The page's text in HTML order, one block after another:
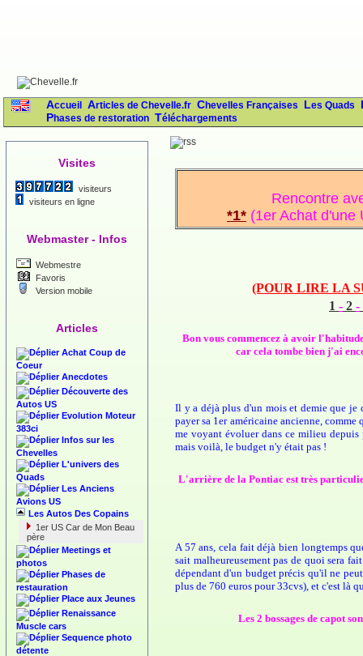
Accueil Articles de Chevelle.fr Chevelles Françaises
Les Quads
Phases de restoration
Téléchargements
Visites
visiteurs
visiteurs en ligne
Webmaster - Infos
Webmestre
Favoris
Version mobile
Articles
Achat Coup de
Coeur
Anecdotes
Découverte des
Autos US
Evolution Moteur
383ci
Infos sur les
Chevelles
L'univers des
Quads
Les Anciens
Avions US
Les Autos Des Copains
1er US Car de Mon Beau
père
Meetings et
photos
Phases de
restauration
Place aux Jeunes
Renaissance
Muscle cars
Sequence photo
détente
Rencontre
*1* (1er Achat
(POUR LIRE LA
1 - 2 -
Bon vous commencez à avoir
car cela tombe bien j'ai
Il y a déjà plus d'un mois et demie que je
payer sa 1er américaine ancienne,
me voyant évoluer dans ce milieu depuis
mais voilà, le budget n'y était pas !
L'arrière de la Pontiac est très
A 57 ans, cela fait déjà bien longtemps
sait malheureusement pas de quoi sera
dépendant d'un budget précis qu'il ne
plus de 760 euros pour 33cvs), et c'est là
Les 2 bossages de capot